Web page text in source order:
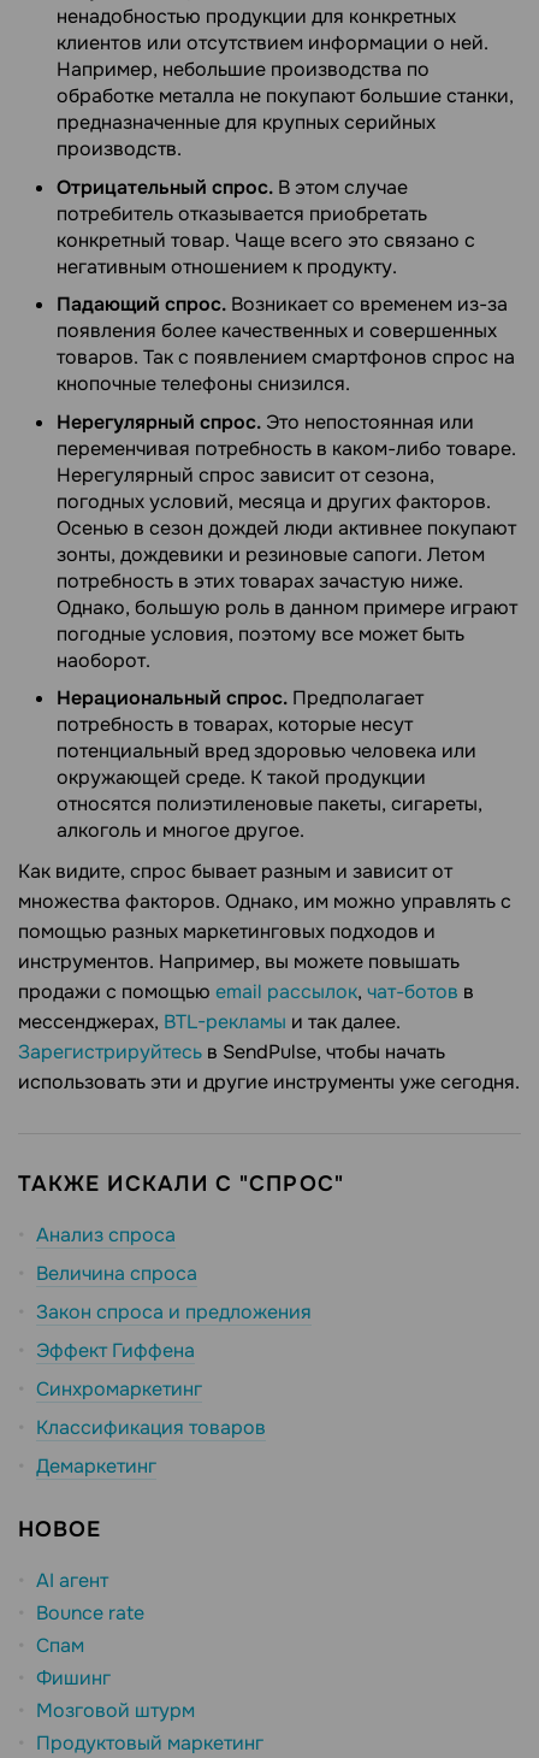
ненадобностью продукции для конкретных
клиентов или отсутствием информации о ней.
Например, небольшие производства по
обработке металла не покупают большие станки,
предназначенные для крупных серийных
производств.
Отрицательный спрос. В этом случае
потребитель отказывается приобретать
конкретный товар. Чаще всего это связано с
негативным отношением к продукту.
Падающий спрос. Возникает со временем из-за
появления более качественных и совершенных
товаров. Так с появлением смартфонов спрос на
кнопочные телефоны снизился.
Нерегулярный спрос. Это непостоянная или
переменчивая потребность в каком-либо товаре.
Нерегулярный спрос зависит от сезона,
погодных условий, месяца и других факторов.
Осенью в сезон дождей люди активнее покупают
зонты, дождевики и резиновые сапоги. Летом
потребность в этих товарах зачастую ниже.
Однако, большую роль в данном примере играют
погодные условия, поэтому все может быть
наоборот.
Нерациональный спрос. Предполагает
потребность в товарах, которые несут
потенциальный вред здоровью человека или
окружающей среде. К такой продукции
относятся полиэтиленовые пакеты, сигареты,
алкоголь и многое другое.
Как видите, спрос бывает разным и зависит от
множества факторов. Однако, им можно управлять с
помощью разных маркетинговых подходов и
инструментов. Например, вы можете повышать
продажи с помощью email рассылок, чат-ботов в
мессенджерах, BTL-рекламы и так далее.
Зарегистрируйтесь в SendPulse, чтобы начать
использовать эти и другие инструменты уже сегодня.
ТАКЖЕ ИСКАЛИ С "СПРОС"
Анализ спроса
Величина спроса
Закон спроса и предложения
Эффект Гиффена
Синхромаркетинг
Классификация товаров
Демаркетинг
НОВОЕ
AI агент
Bounce rate
Спам
Фишинг
Мозговой штурм
Продуктовый маркетинг